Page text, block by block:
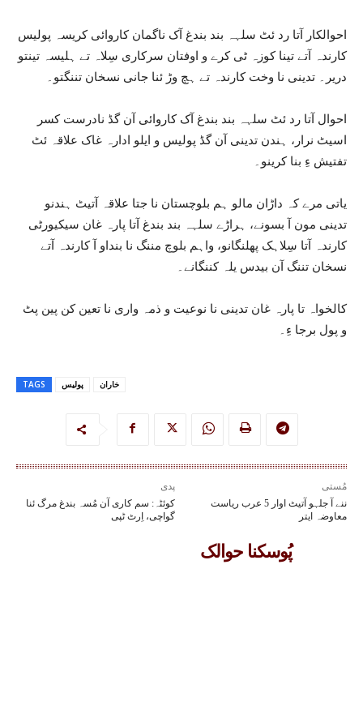
احوالکار آتا رد ئٹ سلہہ بند بندغ آک ناگمان کاروائی کریسہ پولیس
کارندہ آتے تینا کوزہ ٹی کرے و اوفتان سرکاری سِلاہ تے ہلیسہ تینتو
دریر۔ تدینی نا وخت کارندہ تے ہچ وڑ ئنا جانی نسخان تننگتو۔
احوال آتا رد ئٹ سلہہ بند بندغ آک کاروائی آن گڈ نادرست کسر
اسیٹ نرار، ہندن تدینی آن گڈ پولیس و ایلو ادارہ غاک علاقہ ئٹ
تفتیش ءِ بنا کرینو۔
یاتی مرے کہ داڑان مالو ہم بلوچستان نا جتا علاقہ آتیٹ ہندنو
تدینی مون آ بسونے، ہراڑے سلہہ بند بندغ آتا پارہ غان سیکیورٹی
کارندہ آتا سِلاہک پھلنگانو، واہم بلوچ مننگ نا بنداو آ کارندہ آتے
نسخان تننگ آن بیدس یلہ کننگانے۔
کالخواہ تا پارہ غان تدینی نا نوعیت و ذمہ واری نا تعین کن پین پٹ
و پول برجا ءِ۔
TAGS پولیس خاران
پدی
کوئٹہ: سم کاری آن مُسہ بندغ مرگ ئنا
گواچی، اِرٹ ٹپی
مُستی
ننے آ جلہو آتیٹ اوار 5 عرب ریاست
معاوضہ ایتر
پُوسکنا حوالک